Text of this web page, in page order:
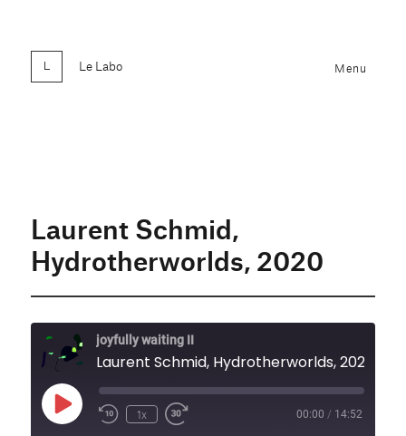
Le Labo Menu
Laurent Schmid,
Hydrotherworlds, 2020
joyfully waiting II
Laurent Schmid, Hydrotherworlds, 2020
Play
EpisodeRewind
1x Fast 00:00 / 14:52